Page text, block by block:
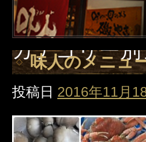
カテゴリー
味人のメニュ
投稿日 2016年11月